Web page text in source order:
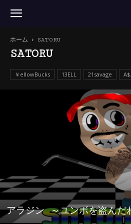
ホーム SATORU
SATORU
￥ellowBucks 13ELL 21savage
アラジン ～ユンボを盗んだ